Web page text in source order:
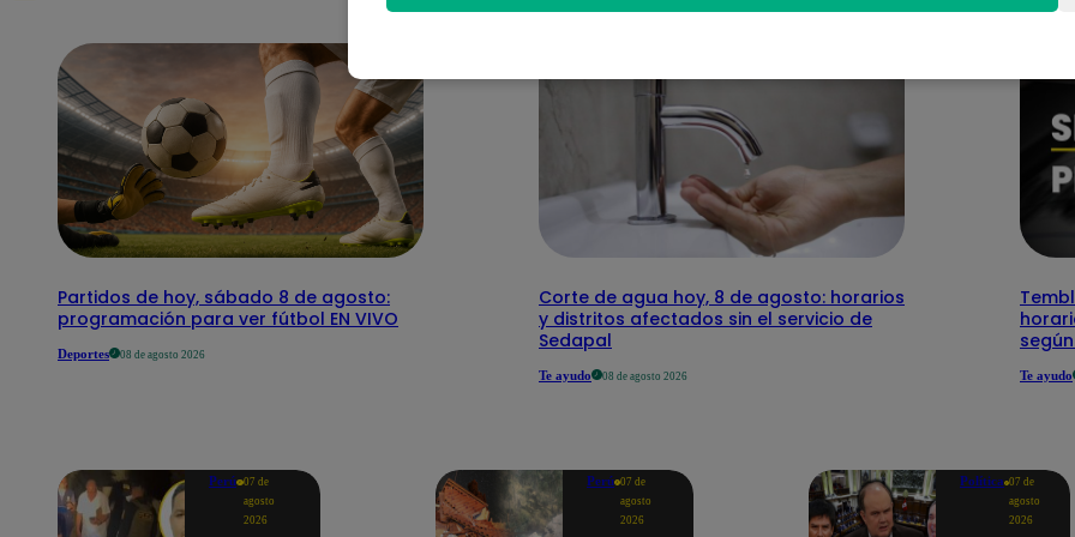
Partidos de hoy, sábado 8 de agosto:
programación para ver fútbol EN VIVO
Deportes 08 de agosto 2026
Corte de agua hoy, 8 de agosto: horarios
y distritos afectados sin el servicio de
Sedapal
Te ayudo 08 de agosto 2026 Te ayudo
Perú 07 de
agosto
2026
Perú 07 de
agosto
2026
Política 07 de
agosto
2026